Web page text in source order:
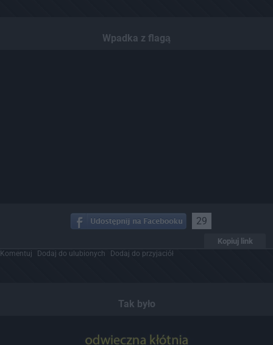
Wpadka z flagą
29
Kopiuj link
Komentuj Dodaj do ulubionych Dodaj do przyjaciół
Tak było